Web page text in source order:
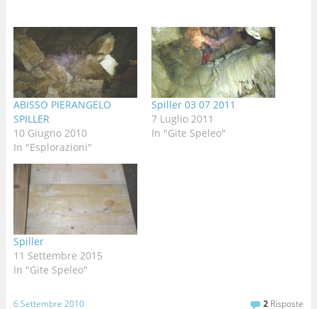
ABISSO PIERANGELO
SPILLER
10 Giugno 2010
In "Esplorazioni"
Spiller 03 07 2011
7 Luglio 2011
In "Gite Speleo"
Spiller
11 Settembre 2015
In "Gite Speleo"
6 Settembre 2010 2 Risposte